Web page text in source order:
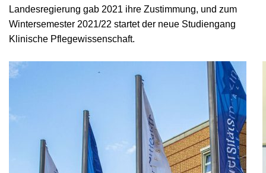
Landesregierung gab 2021 ihre Zustimmung, und zum
Wintersemester 2021/22 startet der neue Studiengang
Klinische Pflegewissenschaft.